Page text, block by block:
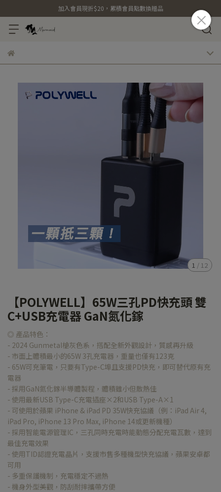
加入會員現折$20，累積會員點數換贈品
1 / 12
【POLYWELL】65W三孔PD快充頭 雙
C+USB充電器 GaN氮化鎵
◎ 產品特色：
- 2024 Gunmetal槍灰色系，搭配全新外觀設計，質感再升級
- 市面上體積最小的65W 3孔充電器，重量也僅有123克
- 65W可充筆電，只要有Type-C埠且支援PD快充，即可替代原有充
電器
- 採用GaN氮化鎵半導體製程，體積雖小但散熱佳
- 使用最新USB Type-C充電插座×2和USB Type-A×1
- 可使用於蘋果 iPhone & iPad PD 35W快充協議（例：iPad Air 4,
iPad Pro, iPhone 13 Pro Max, iPhone 14或更新機種）
- 採用智能電源管理IC，三孔同時充電時能動態分配充電瓦數，達到
最佳充電效果
- 使用TID認證充電晶片，支援市售多種機型快充協議，蘋果安卓都
可用
- 多重保護機制，充電穩定不過熱
- 機身外型美觀，防刮耐摔攜帶方便